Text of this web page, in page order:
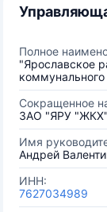
Полное
"Ярославское
коммунального
Сокращенное
ЗАО "ЯРУ "ЖКХ"
Имя
Андрей
ИНН:
7627034989